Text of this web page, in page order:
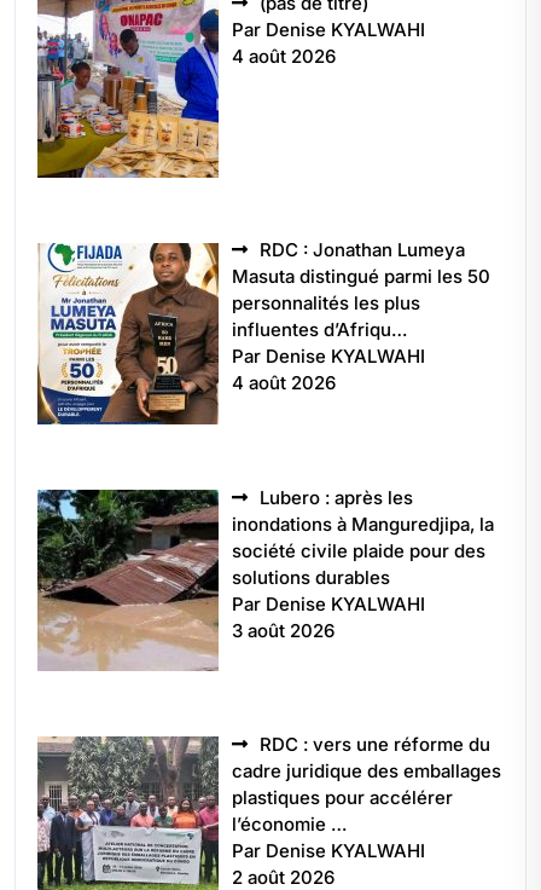
5496
Par Denise KYALWAHI
4 août 2026
RDC : Jonathan Lumeya
Masuta distingué parmi les 50
personnalités les plus
influentes d’Afriqu…
Par Denise KYALWAHI
4 août 2026
Lubero : après les
inondations à Manguredjipa, la
société civile plaide pour des
solutions durables
Par Denise KYALWAHI
3 août 2026
RDC : vers une réforme du
cadre juridique des emballages
plastiques pour accélérer
l’économie …
Par Denise KYALWAHI
2 août 2026